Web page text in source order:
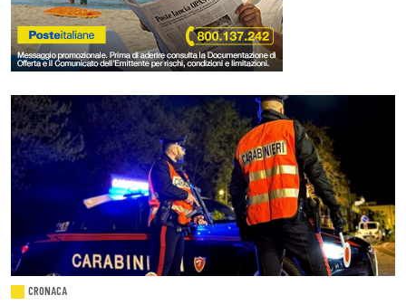
CRONACA